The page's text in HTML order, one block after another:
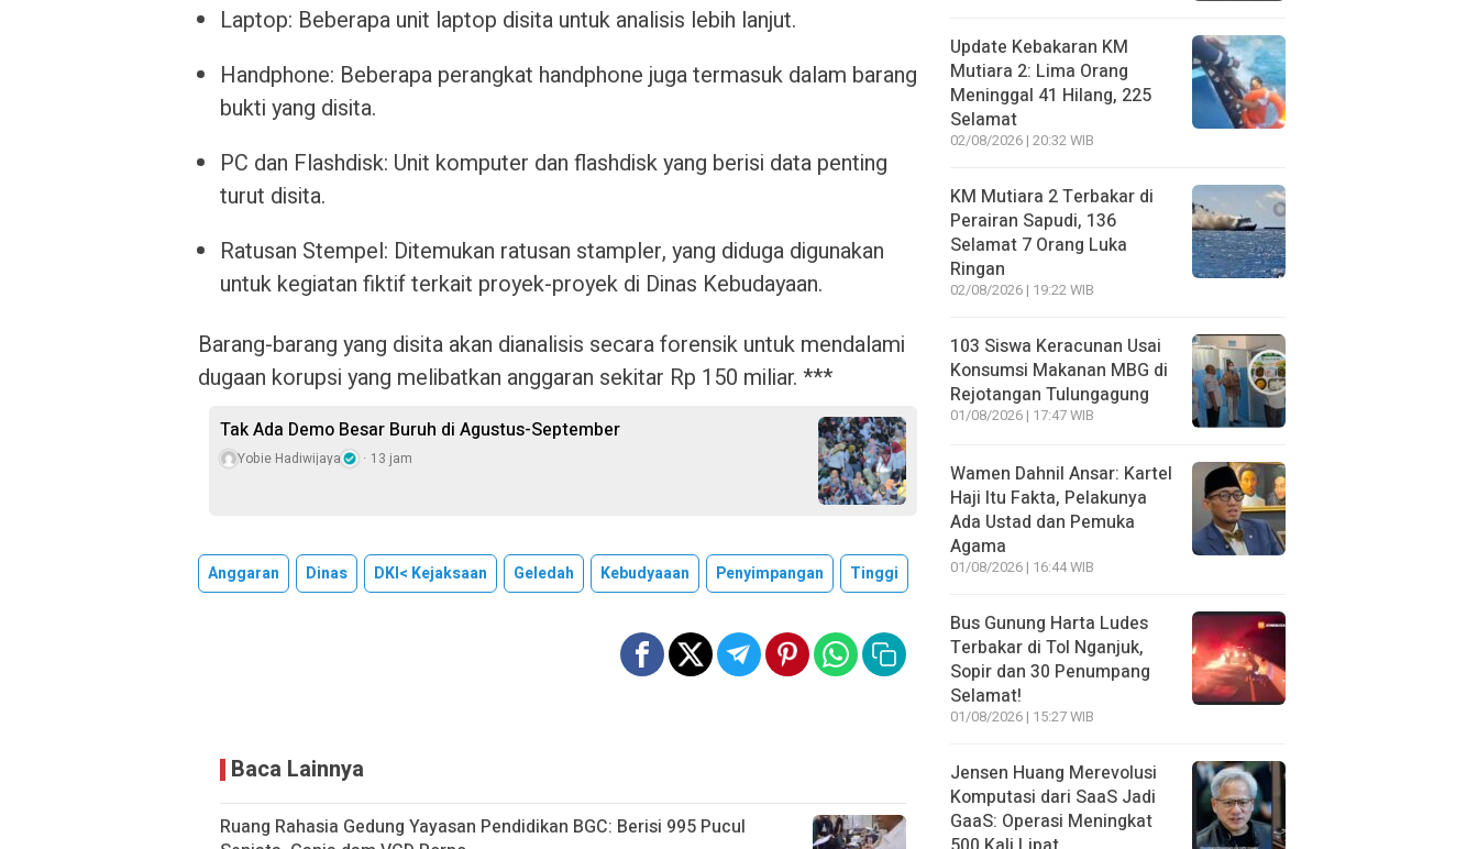
Laptop: Beberapa unit laptop disita untuk analisis lebih lanjut.
Handphone: Beberapa perangkat handphone juga termasuk dalam barang
bukti yang disita.
PC dan Flashdisk: Unit komputer dan flashdisk yang berisi data penting
turut disita.
Ratusan Stempel: Ditemukan ratusan stampler, yang diduga digunakan
untuk kegiatan fiktif terkait proyek-proyek di Dinas Kebudayaan.
Barang-barang yang disita akan dianalisis secara forensik untuk mendalami
dugaan korupsi yang melibatkan anggaran sekitar Rp 150 miliar. ***
Tak Ada Demo Besar Buruh di Agustus-September
Yobie Hadiwijaya 13 jam
Anggaran Dinas DKI< Kejaksaan Geledah Kebudyaaan Penyimpangan Tinggi
Baca Lainnya
Ruang Rahasia Gedung Yayasan Pendidikan BGC: Berisi 995 Pucul
Update Kebakaran KM
Mutiara 2: Lima Orang
Meninggal 41 Hilang, 225
Selamat
02/08/2026 | 20:32 WIB
KM Mutiara 2 Terbakar di
Perairan Sapudi, 136
Selamat 7 Orang Luka
Ringan
02/08/2026 | 19:22 WIB
103 Siswa Keracunan Usai
Konsumsi Makanan MBG di
Rejotangan Tulungagung
01/08/2026 | 17:47 WIB
Wamen Dahnil Ansar: Kartel
Haji Itu Fakta, Pelakunya
Ada Ustad dan Pemuka
Agama
01/08/2026 | 16:44 WIB
Bus Gunung Harta Ludes
Terbakar di Tol Nganjuk,
Sopir dan 30 Penumpang
Selamat!
01/08/2026 | 15:27 WIB
Jensen Huang Merevolusi
Komputasi dari SaaS Jadi
GaaS: Operasi Meningkat